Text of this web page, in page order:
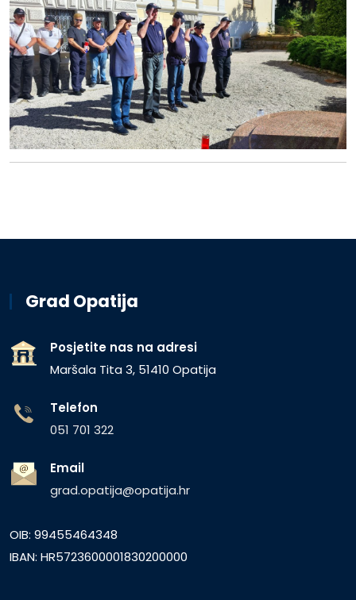
Grad Opatija
Posjetite nas na adresi
Maršala Tita 3, 51410 Opatija
Telefon
051 701 322
Email
grad.opatija@opatija.hr
OIB: 99455464348
IBAN: HR5723600001830200000